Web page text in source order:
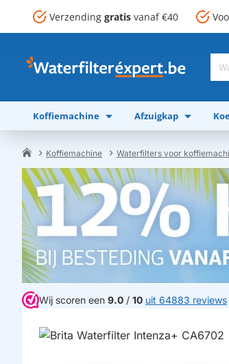
Verzending gratis vanaf €40
je
naar
op
Koffiemachine Afzuigkap
Koffiemachine Waterfilters voor
Wij scoren een 9.0 / 10 uit 64883 reviews